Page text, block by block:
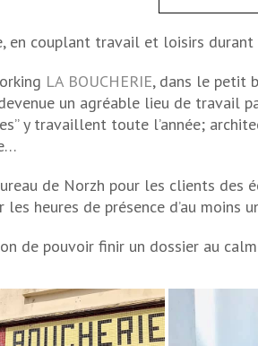
en couplant travail et loisirs
LA BOUCHERIE, dans le petit
devenue un agréable lieu de travail
y travaillent toute l’année;
de Norzh pour les clients
heures de présence d’au moins
de pouvoir finir un dossier au